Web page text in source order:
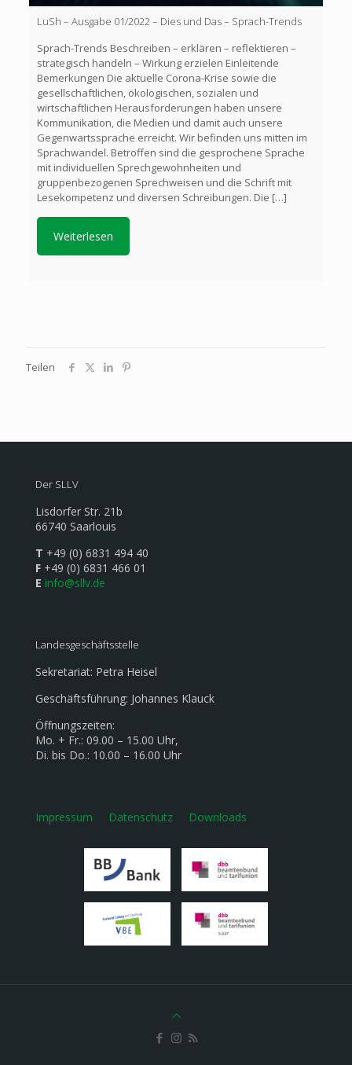
LuSh – Ausgabe 01/2022 – Dies und Das – Sprach-Trends
Sprach-Trends Beschreiben – erklären – reflektieren –
strategisch handeln – Wirkung erzielen Einleitende
Bemerkungen Die aktuelle Corona-Krise sowie die
gesellschaftlichen, ökologischen, sozialen und
wirtschaftlichen Herausforderungen haben unsere
Kommunikation, die Medien und damit auch unsere
Gegenwartssprache erreicht. Wir befinden uns mitten im
Sprachwandel. Betroffen sind die gesprochene Sprache
mit individuellen Sprechgewohnheiten und
gruppenbezogenen Sprechweisen und die Schrift mit
Lesekompetenz und diversen Schreibungen. Die […]
Weiterlesen
Teilen
Der SLLV
Lisdorfer Str. 21b
66740 Saarlouis
T +49 (0) 6831 494 40
F +49 (0) 6831 466 01
E info@sllv.de
Landesgeschäftsstelle
Sekretariat: Petra Heisel
Geschäftsführung: Johannes Klauck
Öffnungszeiten:
Mo. + Fr.: 09.00 – 15.00 Uhr,
Di. bis Do.: 10.00 – 16.00 Uhr
Impressum Datenschutz Downloads